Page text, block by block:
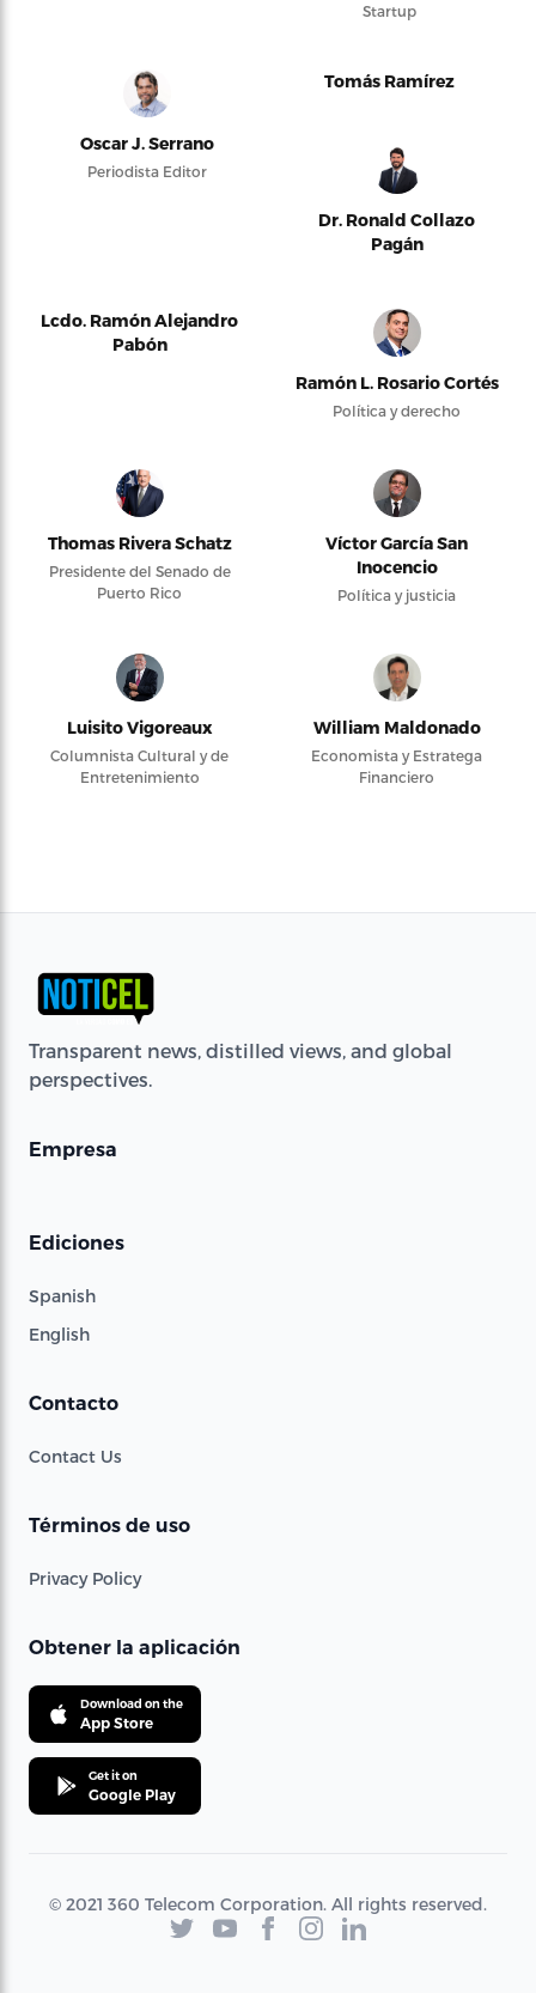
Startup
Oscar J. Serrano
Periodista Editor
Tomás Ramírez
Dr. Ronald Collazo
Pagán
Lcdo. Ramón Alejandro
Pabón
Ramón L. Rosario Cortés
Política y derecho
Thomas Rivera Schatz
Presidente del Senado de
Puerto Rico
Víctor García San
Inocencio
Política y justicia
Luisito Vigoreaux
Columnista Cultural y de
Entretenimiento
William Maldonado
Economista y Estratega
Financiero
Transparent news, distilled views, and global
perspectives.
Empresa
Ediciones
Spanish
English
Contacto
Contact Us
Términos de uso
Privacy Policy
Obtener la aplicación
Download on the
App Store
Get it on
Google Play
© 2021 360 Telecom Corporation. All rights reserved.